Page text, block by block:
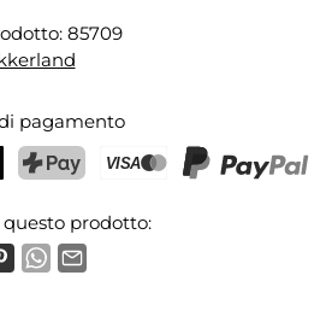
85709
pagamento
prodotto: